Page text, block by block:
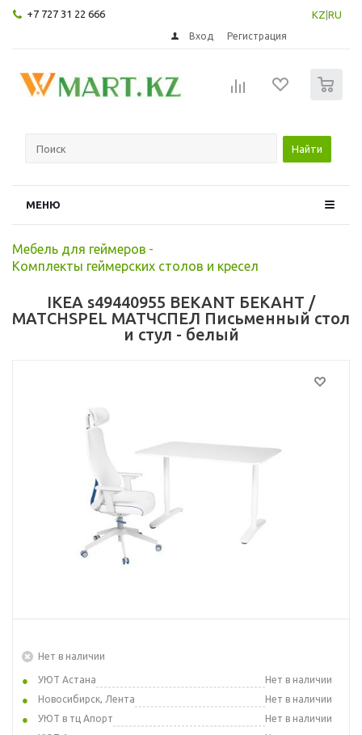
+7 727 31 22 666 KZ RU
Вход Регистрация
Найти
МЕНЮ
Мебель для геймеров -
Комплекты геймерских столов и кресел
IKEA s49440955 BEKANT БЕКАНТ /
MATCHSPEL МАТЧСПЕЛ Письменный стол
и стул - белый
Нет в наличии
УЮТ Астана
Нет в наличии
Новосибирск, Лента
Нет в наличии
УЮТ в тц Апорт
Нет в наличии